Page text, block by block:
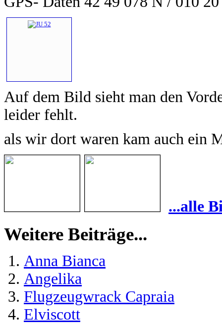
Auf dem Bild sieht man den
leider fehlt.
als wir dort waren kam auch ein
...alle
Weitere Beiträge...
Anna Bianca
Angelika
Flugzeugwrack Capraia
Elviscott